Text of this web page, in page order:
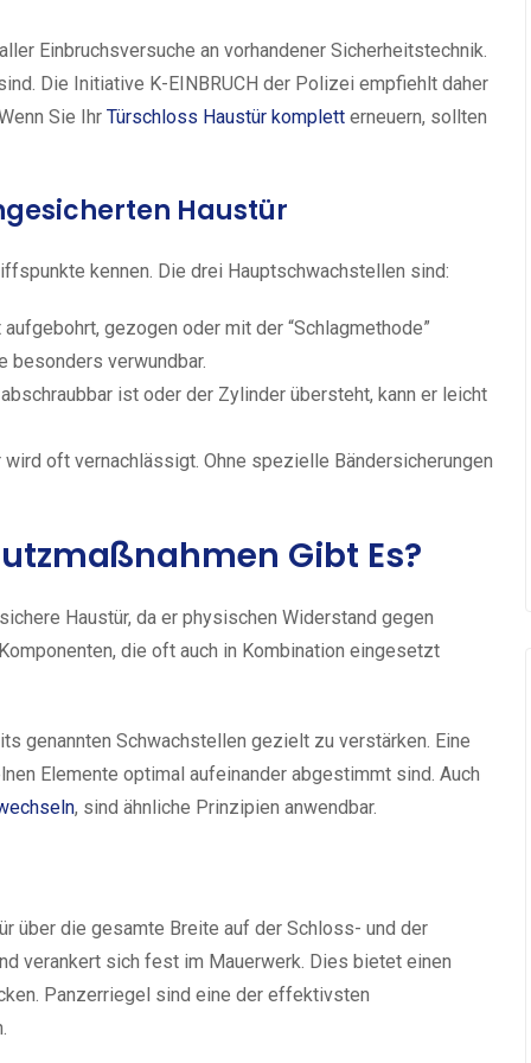
Einbruchsversuche an vorhandener Sicherheitstechnik.
Die Initiative K-EINBRUCH der Polizei empfiehlt daher
Sie Ihr Türschloss Haustür komplett erneuern, sollten
Haustür
kennen. Die drei Hauptschwachstellen sind:
gezogen oder mit der “Schlagmethode”
besonders verwundbar.
ist oder der Zylinder übersteht, kann er leicht
oft vernachlässigt. Ohne spezielle Bändersicherungen
Gibt Es?
Haustür, da er physischen Widerstand gegen
die oft auch in Kombination eingesetzt
genannten Schwachstellen gezielt zu verstärken. Eine
Elemente optimal aufeinander abgestimmt sind. Auch
, sind ähnliche Prinzipien anwendbar.
über die gesamte Breite auf der Schloss- und der
verankert sich fest im Mauerwerk. Dies bietet einen
Panzerriegel sind eine der effektivsten